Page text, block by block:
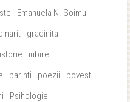
Emanuela N. Soimu
gradinita
istorie
iubire
parinti poezii
povesti
Psihologie